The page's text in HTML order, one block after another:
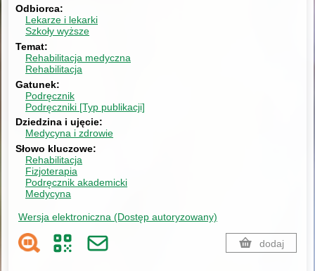
Odbiorca
Lekarze i lekarki
Szkoły wyższe
Temat
Rehabilitacja medyczna
Rehabilitacja
Gatunek
Podręcznik
Podręczniki [Typ publikacji]
Dziedzina i ujęcie
Medycyna i zdrowie
Słowo kluczowe
Rehabilitacja
Fizjoterapia
Podręcznik akademicki
Medycyna
Wersja elektroniczna (Dostęp autoryzowany)
dodaj